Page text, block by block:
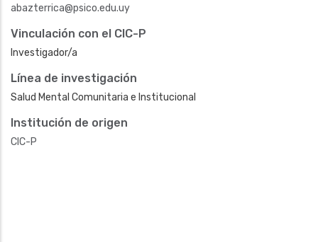
abazterrica@psico.edu.uy
Vinculación con el CIC-P
Investigador/a
Línea de investigación
Salud Mental Comunitaria e Institucional
Institución de origen
CIC-P